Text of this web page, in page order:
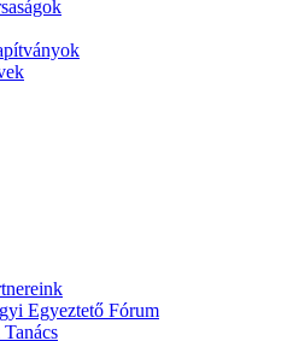
Egyeztető Fórum